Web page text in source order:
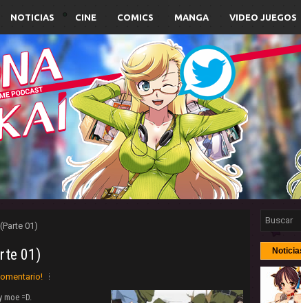
NOTICIAS CINE COMICS MANGA VIDEO JUEGOS
01)
01)
=D.